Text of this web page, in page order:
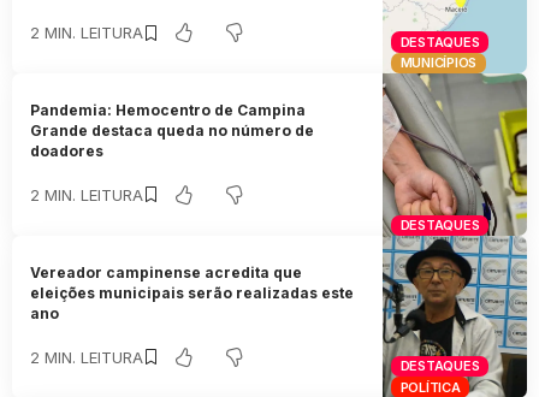
DESTAQUES
MUNICÍPIOS
2 MIN. LEITURA
DESTAQUES
Pandemia: Hemocentro de Campina
Grande destaca queda no número de
doadores
2 MIN. LEITURA
DESTAQUES
POLÍTICA
Vereador campinense acredita que
eleições municipais serão realizadas este
ano
2 MIN. LEITURA